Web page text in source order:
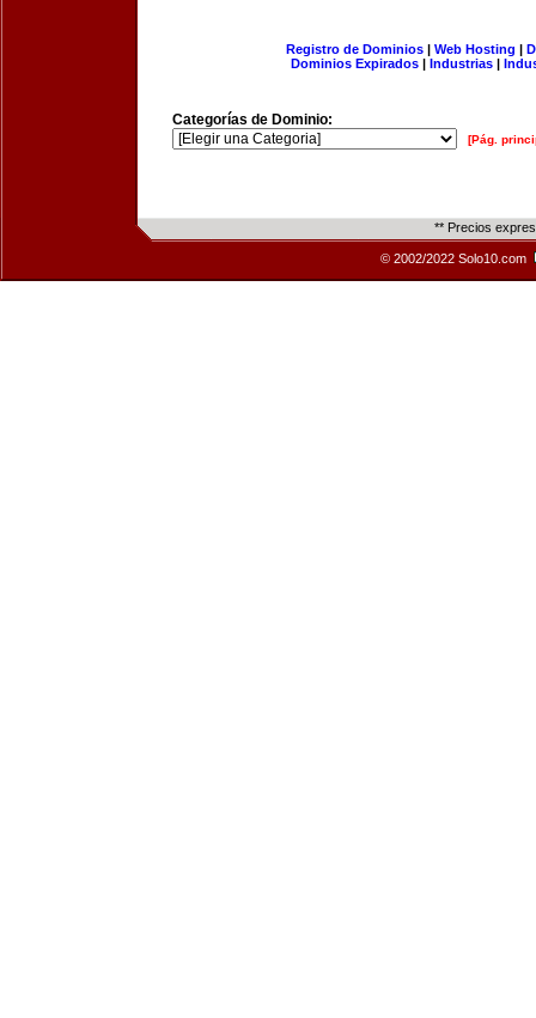
Registro de Dominios| Web Hosting |
Dominios Expirados | Industrias |
Categorías de Dominio:
[Pág.
** Precios
© 2002/2022 Solo10.com